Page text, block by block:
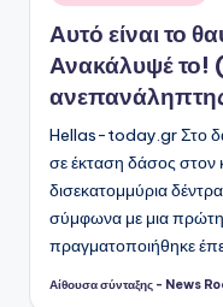
σε
Αυτό είναι το
Ανακάλυψέ το!
Hellas-today.gr Στο
σε έκταση δάσος
δισεκατομμύρια
σύμφωνα με μια
πραγματοποιήθηκε
Συγγραφέας:
Αίθουσα σύνταξης - News